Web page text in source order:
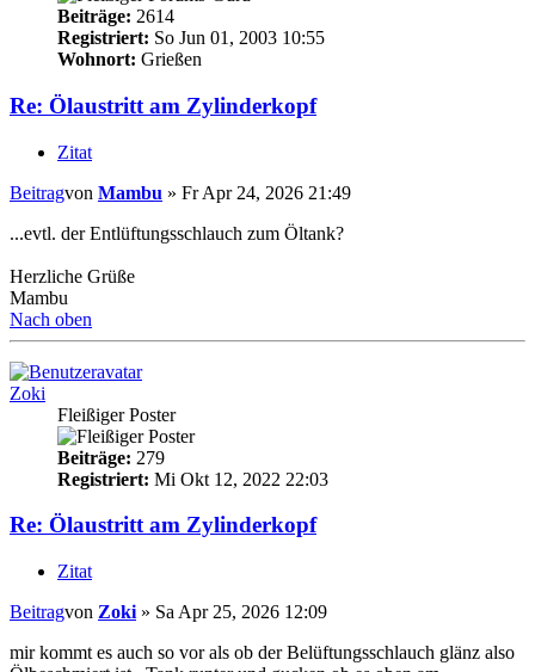
Beiträge: 2614
Registriert: So Jun 01, 2003 10:55
Wohnort: Grießen
Re: Ölaustritt am Zylinderkopf
Zitat
Beitragvon Mambu » Fr Apr 24, 2026 21:49
...evtl. der Entlüftungsschlauch zum Öltank?
Herzliche Grüße
Mambu
Nach oben
Zoki
Fleißiger Poster
Beiträge: 279
Registriert: Mi Okt 12, 2022 22:03
Re: Ölaustritt am Zylinderkopf
Zitat
Beitragvon Zoki » Sa Apr 25, 2026 12:09
mir kommt es auch so vor als ob der Belüftungsschlauch glänz also